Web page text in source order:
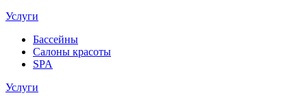
Услуги
Бассейны
Салоны красоты
SPA
Услуги